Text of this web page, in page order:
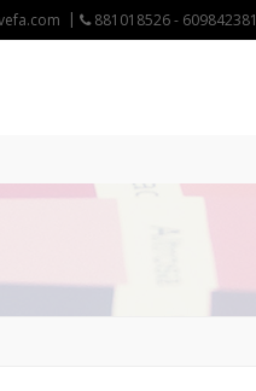
881018526 - 609842381